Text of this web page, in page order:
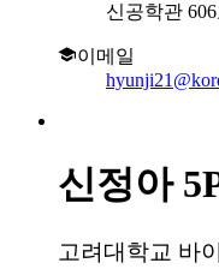
신공학관 606
이메일
신정아
고려대학교 바